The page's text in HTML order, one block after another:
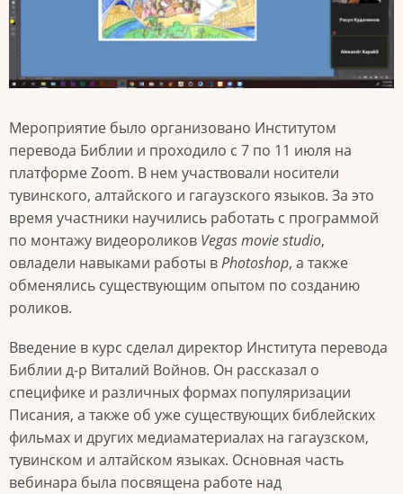
Мероприятие было организовано Институтом
перевода Библии и проходило с 7 по 11 июля на
платформе Zoom. В нем участвовали носители
тувинского, алтайского и гагаузского языков. За это
время участники научились работать с программой
по монтажу видеороликов Vegas movie studio,
овладели навыками работы вPhotoshop, а также
обменялись существующим опытом по созданию
роликов.
Введение в курс сделал директор Института перевода
Библии д-р Виталий Войнов. Он рассказал о
специфике и различных формах популяризации
Писания, а также об уже существующих библейских
фильмах и других медиаматериалах на гагаузском,
тувинском и алтайском языках. Основная часть
вебинара была посвящена работе над